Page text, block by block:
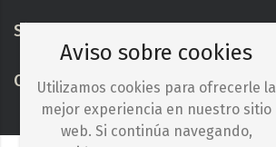
Síguenos
COLABORAMOS CON
Aviso sobre cookies
Utilizamos cookies para ofrecerle la
mejor experiencia en nuestro sitio
web. Si continúa navegando,